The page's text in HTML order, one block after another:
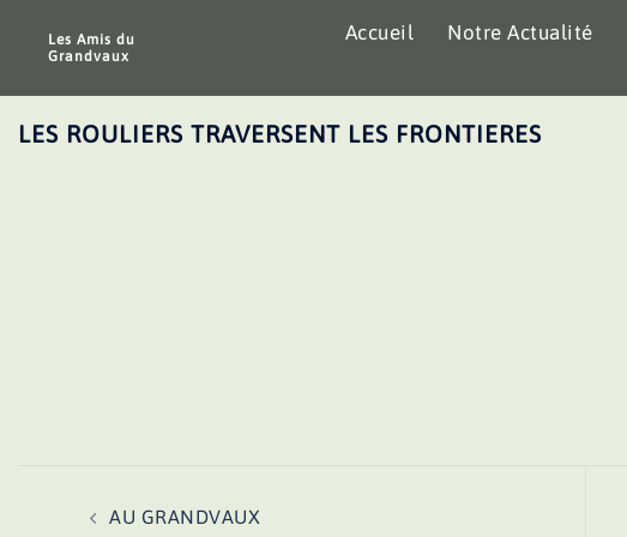
Les Amis du
Grandvaux
Accueil Notre Actualité
LES ROULIERS TRAVERSENT LES FRONTIERES
AU GRANDVAUX